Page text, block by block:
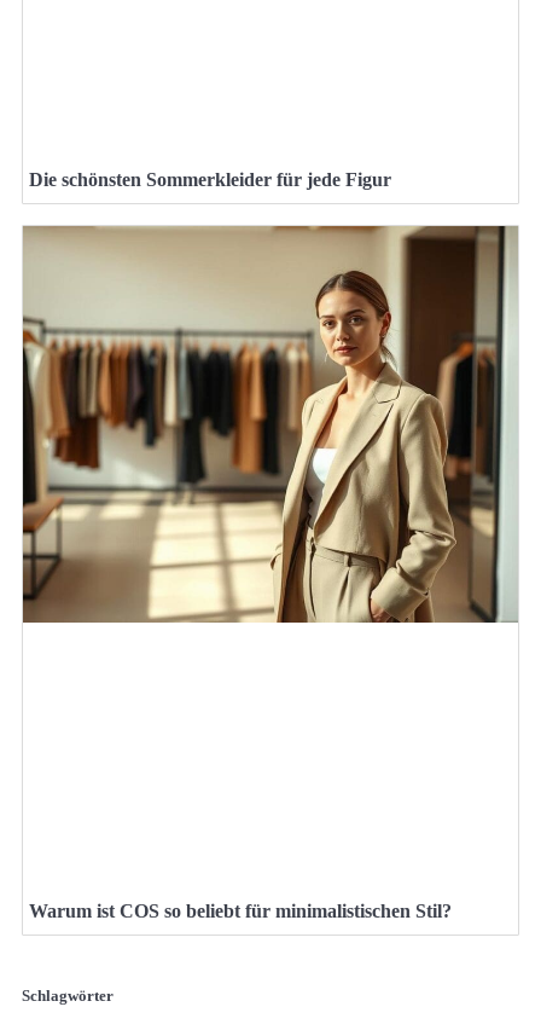
Die schönsten Sommerkleider für jede Figur
Warum ist COS so beliebt für minimalistischen Stil?
Schlagwörter